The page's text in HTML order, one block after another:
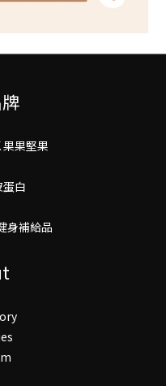
果果堅果
白
身補給品